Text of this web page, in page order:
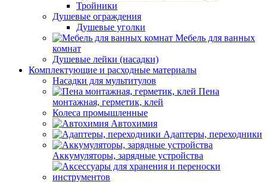
Тройники
Душевые ограждения
Душевые уголки
Мебель для ванных
комнат
Душевые лейки (насадки)
Комплектующие и расходные материалы
Насадки для мультитулов
Пена
монтажная, герметик, клей
Колеса промышленные
Автохимия
Адаптеры, переходники
Аккумуляторы, зарядные устройства